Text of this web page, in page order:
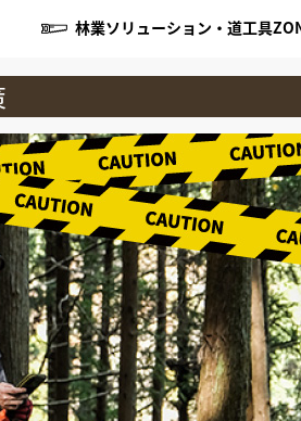
林業ソリューション・道工具